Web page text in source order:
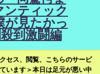
ンティック
が見たかっ
到激闘編
セス、閲覧、こちらのサービ
います＞本日は足元が悪い中